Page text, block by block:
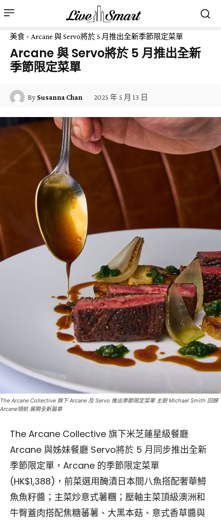
美食 Arcane 與 Servo將於 5 月推出全新季節限定菜單
Arcane 與 Servo將於 5 月推出全新
季節限定菜單
By Susanna Chan 2025 年 5 月 13 日
The Arcane Collective 旗下 Arcane 及 Servo 推出季節限定菜單 主廚 Michael Smith 回歸
Arcane領航 展開全新篇章
The Arcane Collective 旗下米芝蓮星級餐廳
Arcane 與姊妹餐廳 Servo將於 5 月同步推出全新
季節限定單，Arcane 的季節限定菜單
(HK$1,388)，前菜選用醃漬日本間八魚搭配奢華鱘
魚魚籽醬；主菜炒意式薯糰；壓軸主菜頂級澳洲和
牛臀蓋肉搭配焦糖蕃薯、大黑本菇、意式香草醬與